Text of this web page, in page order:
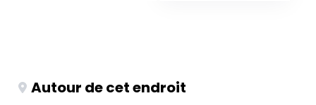
Autour de cet endroit